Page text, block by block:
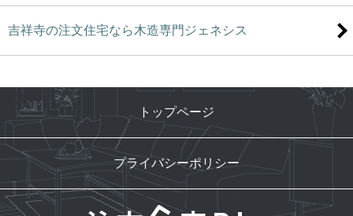
吉祥寺の注文住宅なら木造専門ジェネシス
トップページ
プライバシーポリシー